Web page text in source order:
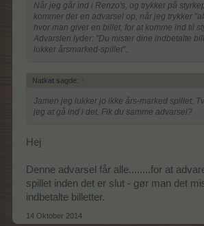
Når jeg går ind i Renzo's, og trykker på
kommer der en advarsel op, når jeg trykker
hvor man giver en billet, for at komme ind til
Advarslen lyder: "Du mister dine indbetalte
lukker årsmarked-spillet"..
Natkat sagde: ↑
Jamen jeg lukker jo ikke års-marked spillet.
jeg at gå ind i det. Fik du samme advarsel?
Hej
Denne advarsel får alle........for at
spillet inden det er slut - gør man det
indbetalte billetter.
14 Oktober 2014